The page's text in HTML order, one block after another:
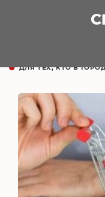
ДЛЯ ТЕХ, КТО В